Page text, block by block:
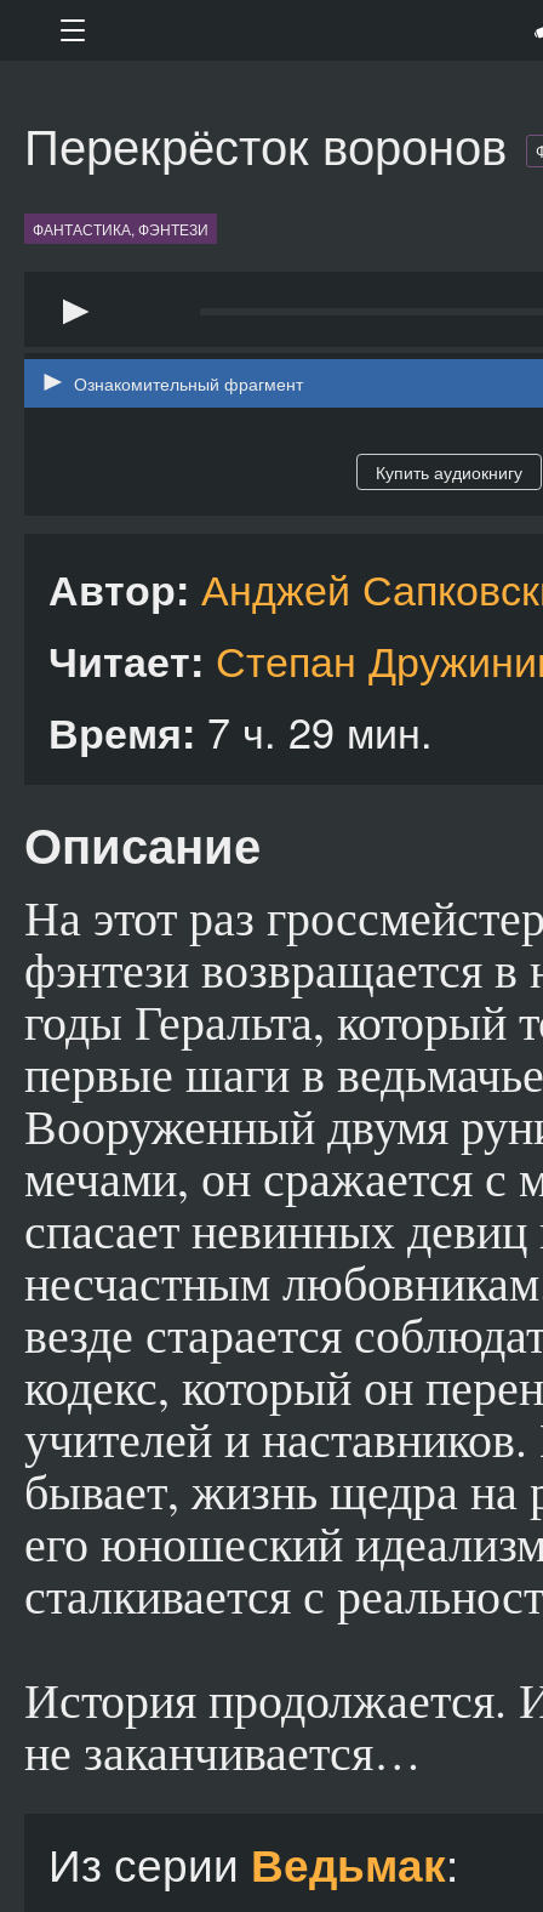
Перекрёсток воронов
ФАНТАСТИКА, ФЭНТЕЗИ
Ознакомительный фрагмент
Купить аудиокнигу
Автор: Анджей
Читает: Степан
Время: 7 ч. 29 мин.
Описание
На этот раз
фэнтези возвращается
годы Геральта, который
первые шаги в
Вооруженный двумя
мечами, он сражается с
спасает невинных
несчастным
везде старается
кодекс, который он
учителей и
бывает, жизнь щедра на
его юношеский
сталкивается с
История продолжается.
не заканчивается…
Из серии Ведьмак: